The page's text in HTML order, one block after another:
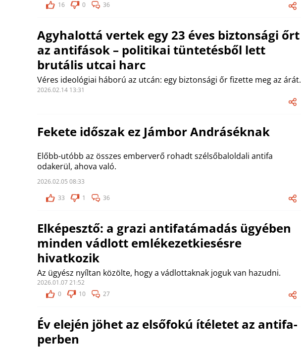
16
0 36
Agyhalottá vertek egy 23 éves biztonsági őrt
az antifások – politikai tüntetésből lett
brutális utcai harc
Véres ideológiai háború az utcán: egy biztonsági őr fizette meg az árát.
2026.02.14 13:31
Fekete időszak ez Jámbor Andráséknak
Előbb-utóbb az összes emberverő rohadt szélsőbaloldali antifa
odakerül, ahova való.
2026.02.05 08:33
33
1 36
Elképesztő: a grazi antifatámadás ügyében
minden vádlott emlékezetkiesésre
hivatkozik
Az ügyész nyíltan közölte, hogy a vádlottaknak joguk van hazudni.
2026.01.07 21:52
0
10 27
Év elején jöhet az elsőfokú ítéletet az antifa-
perben